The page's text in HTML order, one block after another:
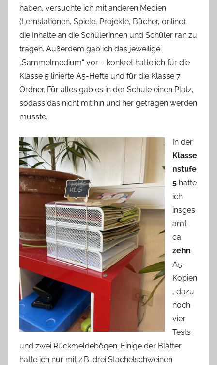
haben, versuchte ich mit anderen Medien
(Lernstationen, Spiele, Projekte, Bücher, online),
die Inhalte an die Schülerinnen und Schüler ran zu
tragen. Außerdem gab ich das jeweilige
„Sammelmedium“ vor – konkret hatte ich für die
Klasse 5 linierte A5-Hefte und für die Klasse 7
Ordner. Für alles gab es in der Schule einen Platz,
sodass das nicht mit hin und her getragen werden
musste.
In der
Klasse
nstufe
5 hatte
ich
insges
amt
ca.
zehn
A5-
Kopien
, dazu
noch
vier
Tests
und zwei Rückmeldebögen. Einige der Blätter
hatte ich nur mit z.B. drei Stachelschweinen